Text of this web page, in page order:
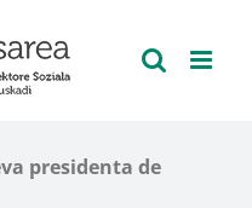
presidenta de